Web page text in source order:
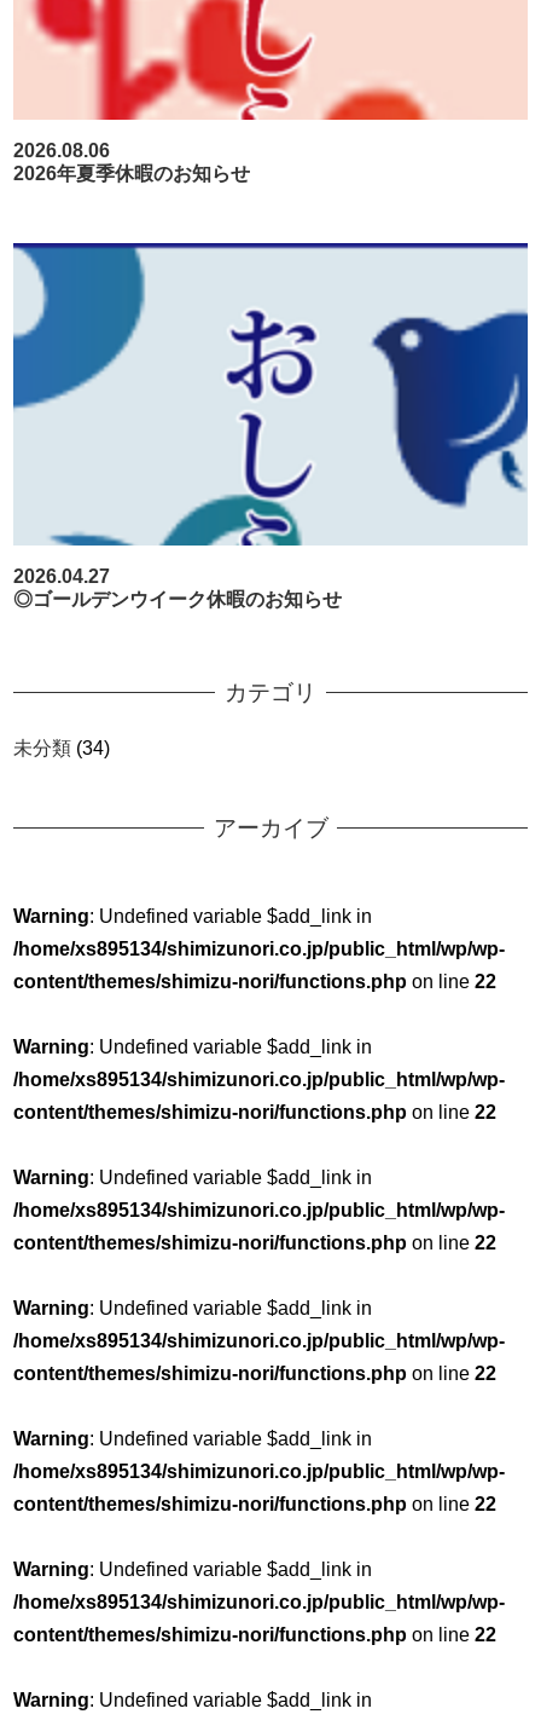
2026.08.06
2026年夏季休暇のお知らせ
2026.04.27
◎ゴールデンウイーク休暇のお知らせ
カテゴリ
未分類 (34)
アーカイブ
Warning: Undefined variable $add_link in
/home/xs895134/shimizunori.co.jp/public_html/wp/wp-
content/themes/shimizu-nori/functions.php on line22
Warning: Undefined variable $add_link in
/home/xs895134/shimizunori.co.jp/public_html/wp/wp-
content/themes/shimizu-nori/functions.php on line22
Warning: Undefined variable $add_link in
/home/xs895134/shimizunori.co.jp/public_html/wp/wp-
content/themes/shimizu-nori/functions.php on line22
Warning: Undefined variable $add_link in
/home/xs895134/shimizunori.co.jp/public_html/wp/wp-
content/themes/shimizu-nori/functions.php on line22
Warning: Undefined variable $add_link in
/home/xs895134/shimizunori.co.jp/public_html/wp/wp-
content/themes/shimizu-nori/functions.php on line22
Warning: Undefined variable $add_link in
/home/xs895134/shimizunori.co.jp/public_html/wp/wp-
content/themes/shimizu-nori/functions.php on line22
Warning: Undefined variable $add_link in